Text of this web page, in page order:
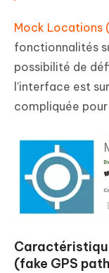
Mock Locations
fonctionnalités
possibilité de
l'interface est
compliquée
(fake GPS